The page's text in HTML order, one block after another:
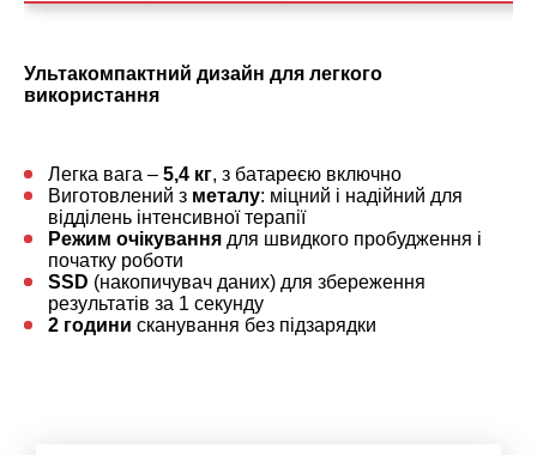
Ультакомпактний дизайн для легкого
використання
Легка вага – 5,4 кг, з батареєю включно
Виготовлений з металу: міцний і надійний для
відділень інтенсивної терапії
Режим очікування для швидкого пробудження і
початку роботи
SSD (накопичувач даних) для збереження
результатів за 1 секунду
2 години сканування без підзарядки